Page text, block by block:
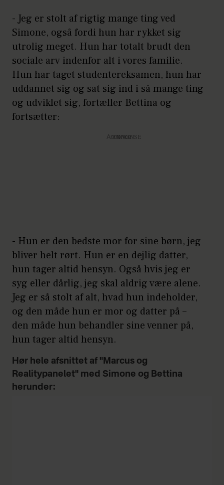
- Jeg er stolt af rigtig mange ting ved
Simone, også fordi hun har rykket sig
utrolig meget. Hun har totalt brudt den
sociale arv indenfor alt i vores familie.
Hun har taget studentereksamen, hun har
uddannet sig og sat sig ind i så mange ting
og udviklet sig, fortæller Bettina og
fortsætter:
Annonce
- Hun er den bedste mor for sine børn, jeg
bliver helt rørt. Hun er en dejlig datter,
hun tager altid hensyn. Også hvis jeg er
syg eller dårlig, jeg skal aldrig være alene.
Jeg er så stolt af alt, hvad hun indeholder,
og den måde hun er mor og datter på –
den måde hun behandler sine venner på,
hun tager altid hensyn.
Hør hele afsnittet af "Marcus og
Realitypanelet" med Simone og Bettina
herunder: